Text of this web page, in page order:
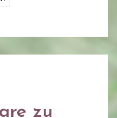
zu